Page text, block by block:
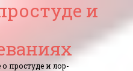
и
простуде и лор-